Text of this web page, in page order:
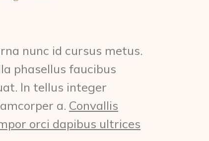
nunc id cursus metus.
phasellus faucibus
In tellus integer
a. Convallis
orci dapibus ultrices